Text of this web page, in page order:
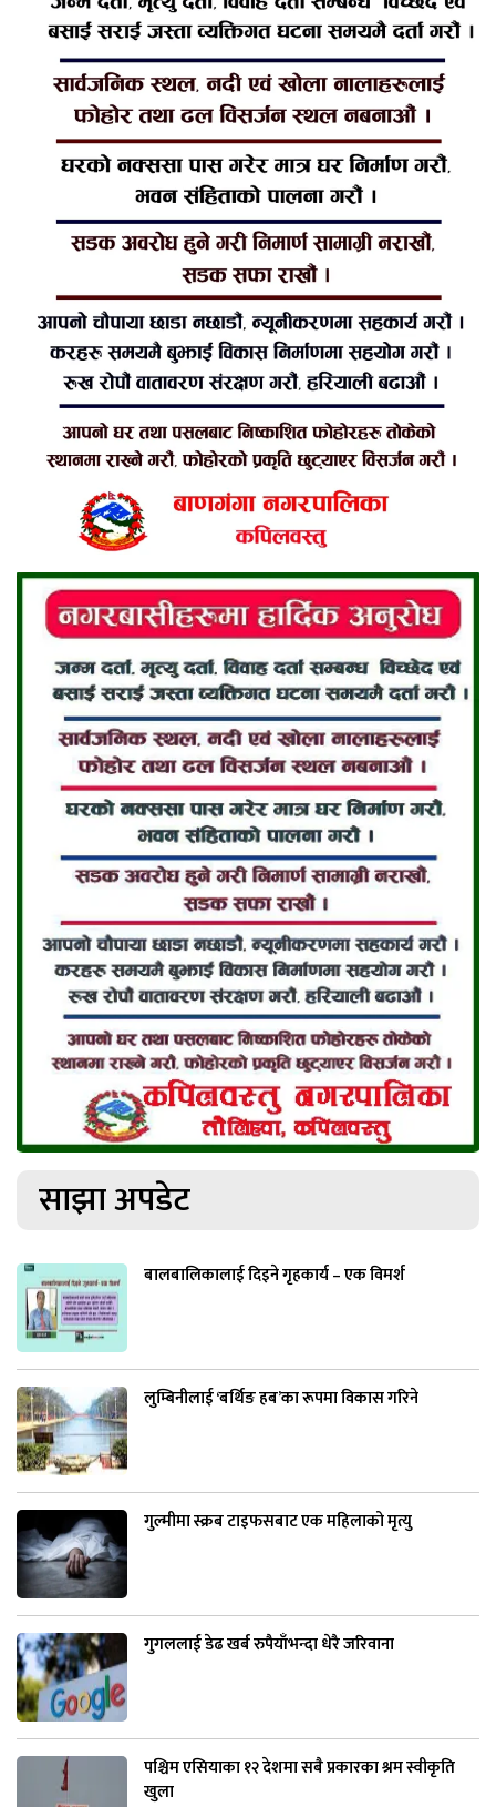
साझा अपडेट
बालबालिकालाई दिइने गृहकार्य – एक विमर्श
लुम्बिनीलाई ‘बर्थिङ हब’का रूपमा विकास गरिने
गुल्मीमा स्क्रब टाइफसबाट एक महिलाको मृत्यु
गुगललाई डेढ खर्ब रुपैयाँभन्दा धेरै जरिवाना
पश्चिम एसियाका १२ देशमा सबै प्रकारका श्रम स्वीकृति
खुला